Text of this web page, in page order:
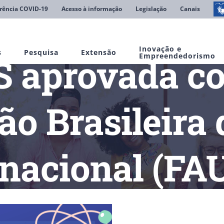
COVID-19 Acesso à informação Legislação Canais
Pesquisa Extensão Inovação e
Empreendedorismo
aprovada
Brasileira